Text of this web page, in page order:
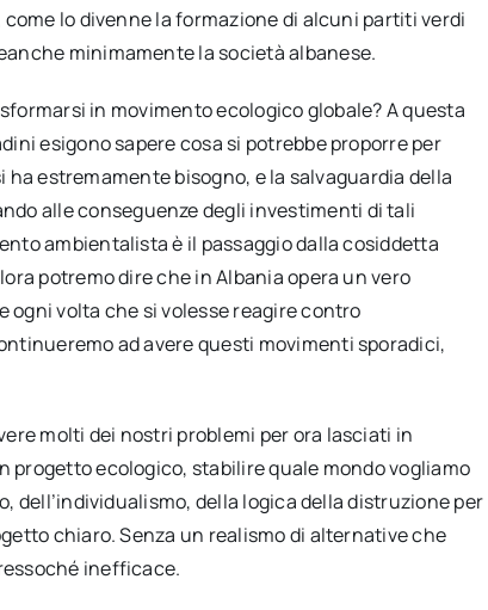
lo divenne la formazione di alcuni partiti verdi
minimamente la società albanese.
in movimento ecologico globale? A questa
esigono sapere cosa si potrebbe proporre per
estremamente bisogno, e la salvaguardia della
alle conseguenze degli investimenti di tali
ambientalista è il passaggio dalla cosiddetta
potremo dire che in Albania opera un vero
volta che si volesse reagire contro
ad avere questi movimenti sporadici,
molti dei nostri problemi per ora lasciati in
progetto ecologico, stabilire quale mondo vogliamo
dell’individualismo, della logica della distruzione per
chiaro. Senza un realismo di alternative che
inefficace.